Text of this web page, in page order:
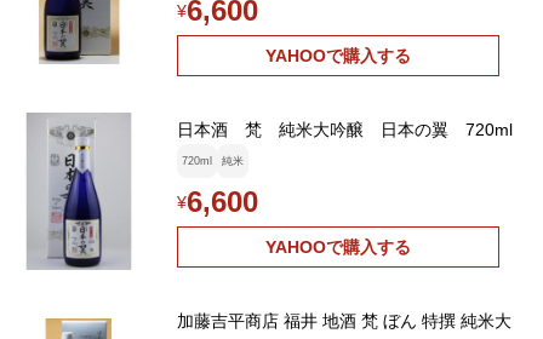
¥6,600
YAHOOで購入する
日本酒 梵 純米大吟醸 日本の翼 720ml
720ml 純米
¥6,600
YAHOOで購入する
加藤吉平商店 福井 地酒 梵 ぼん 特撰 純米大